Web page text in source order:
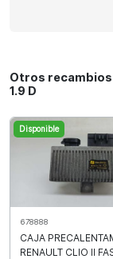
Otros recambios
1.9 D
Disponible
678888
CAJA
RENAULT CLIO II